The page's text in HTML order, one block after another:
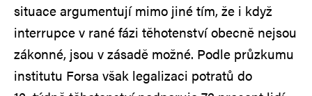
situace argumentují mimo jiné tím, že i když
interrupce v rané fázi těhotenství obecně nejsou
zákonné, jsou v zásadě možné. Podle průzkumu
institutu Forsa však legalizaci potratů do